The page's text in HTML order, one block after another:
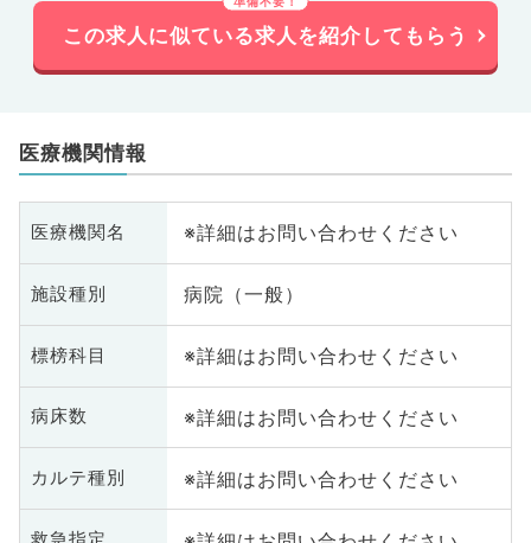
この求人に似ている求人を紹介してもらう
医療機関情報
医療機関名 ※詳細はお問い合わせください
施設種別 病院（一般）
標榜科目 ※詳細はお問い合わせください
病床数 ※詳細はお問い合わせください
カルテ種別 ※詳細はお問い合わせください